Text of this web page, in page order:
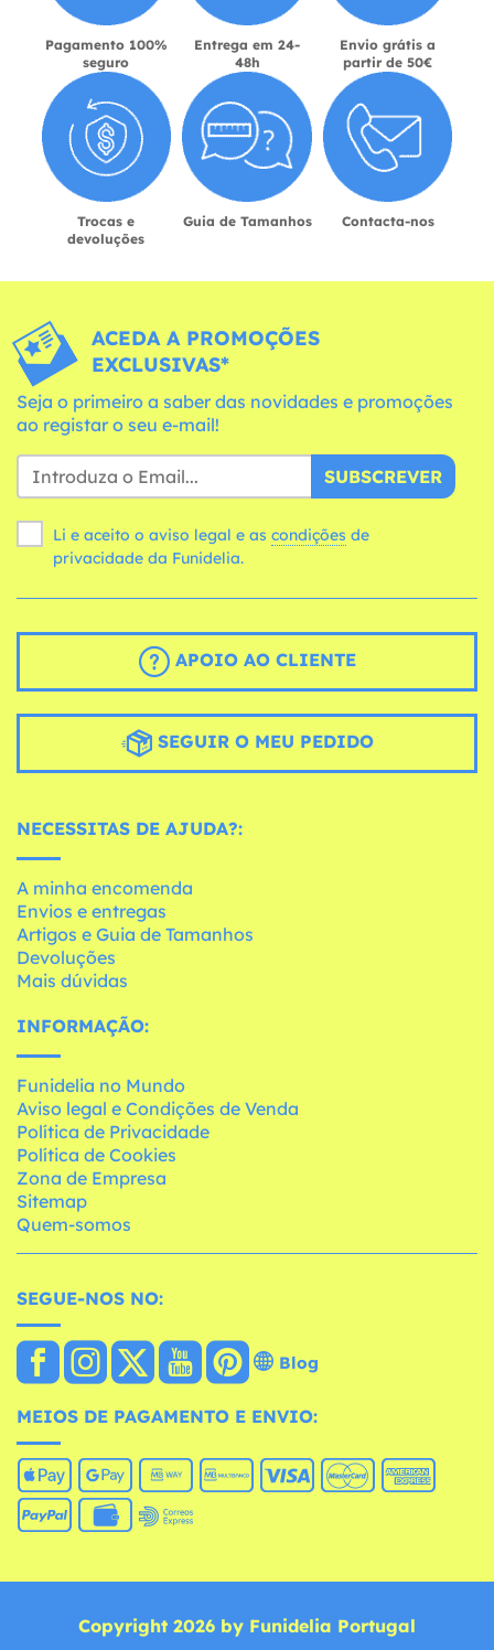
Pagamento 100%
seguro
Entrega em 24-
48h
Envio grátis a
partir de 50€
Trocas e
devoluções
Guia de Tamanhos Contacta-nos
ACEDA A PROMOÇÕES
EXCLUSIVAS*
Seja o primeiro a saber das novidades e promoções
ao registar o seu e-mail!
SUBSCREVER
Li e aceito o aviso legal e as condições
privacidade da Funidelia.
APOIO AO CLIENTE
SEGUIR O MEU PEDIDO
NECESSITAS DE AJUDA?:
A minha encomenda
Envios e entregas
Artigos e Guia de Tamanhos
Devoluções
Mais dúvidas
INFORMAÇÃO:
Funidelia no Mundo
Aviso legal e Condições de Venda
Política de Privacidade
Política de Cookies
Zona de Empresa
Sitemap
Quem-somos
SEGUE-NOS NO:
Blog
MEIOS DE PAGAMENTO E ENVIO:
Copyright 2026 by Funidelia Portugal